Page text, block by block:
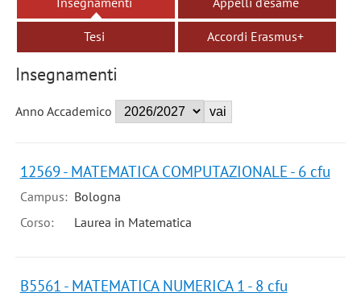
Tesi Accordi Erasmus+
Insegnamenti
Anno Accademico
12569 - MATEMATICA COMPUTAZIONALE - 6 cfu
Campus: Bologna
Corso:
Laurea in Matematica
B5561 - MATEMATICA NUMERICA 1 - 8 cfu